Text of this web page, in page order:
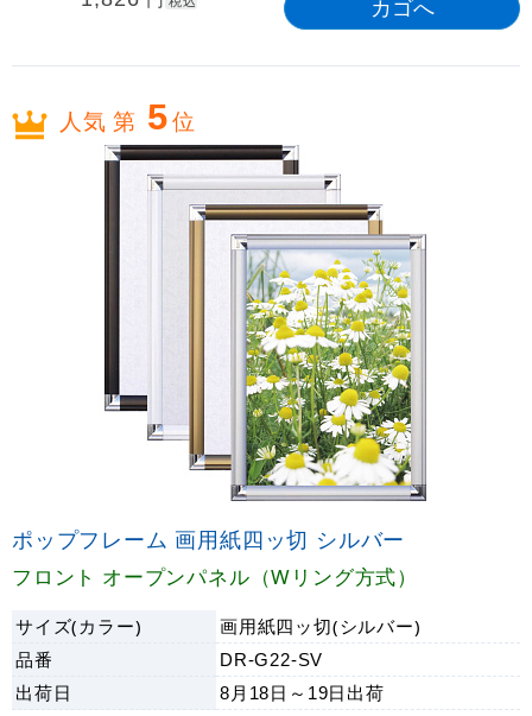
人気 第 5位
ポップフレーム 画用紙四ッ切 シルバー
フロント オープンパネル（Wリング方式）
サイズ(カラー)
画用紙四ッ切(シルバー)
品番
DR-G22-SV
出荷日 8月18日～19日 出荷